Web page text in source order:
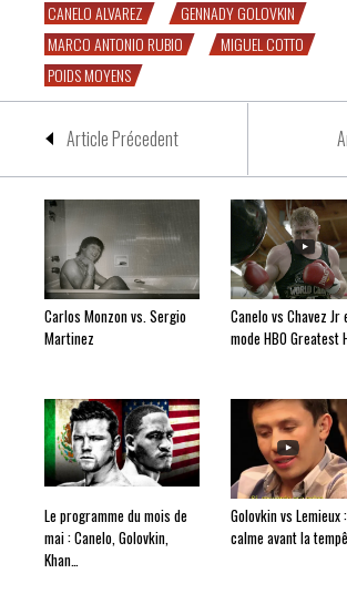
CANELO ALVAREZ
GENNADY GOLOVKIN
MARCO ANTONIO RUBIO
MIGUEL COTTO
POIDS MOYENS
Article Précedent
Carlos Monzon vs. Sergio
Martinez
Canelo vs Chavez Jr
mode HBO Greatest
Le programme du mois de
mai : Canelo, Golovkin,
Khan…
Golovkin vs Lemieux
calme avant la